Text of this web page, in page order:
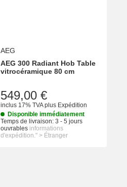
AEG
AEG 300 Radiant Hob Table
vitrocéramique 80 cm
549,00 €
inclus 17% TVAplus Expédition
Disponible immédiatement
Temps de livraison: 3 - 5 jours
ouvrables informations
d'expédition." > Étranger